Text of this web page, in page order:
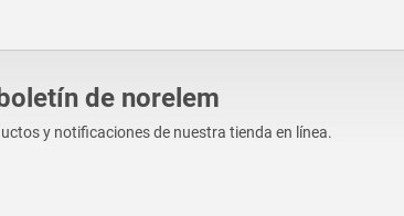
de norelem
y notificaciones de nuestra tienda en línea.